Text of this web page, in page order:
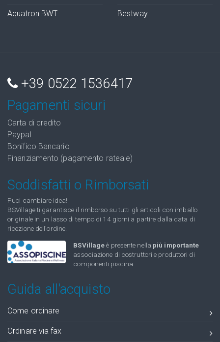
Aquatron BWT Bestway
+39 0522 1536417
Pagamenti sicuri
Carta di credito
Paypal
Bonifico Bancario
Finanziamento (pagamento rateale)
Soddisfatti o Rimborsati
Puoi cambiare idea!
BSVillage ti garantisce il rimborso su tutti gli articoli con imballo
originale in un lasso di tempo di 14 giorni a partire dalla data di
ricezione dell'ordine.
BSVillageè presente nella più importante
associazione di costruttori e produttori di
componenti piscina.
Guida all'acquisto
Come ordinare
Ordinare via fax